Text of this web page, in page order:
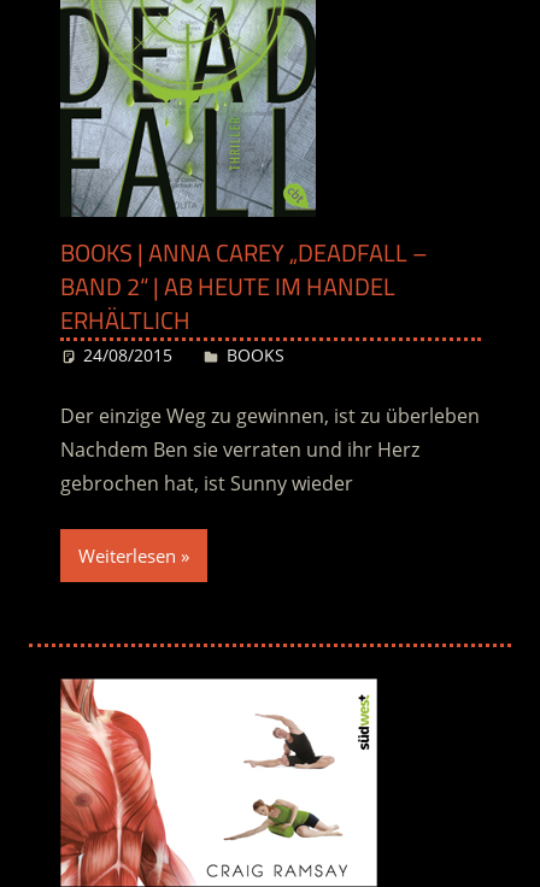
BOOKS | ANNA CAREY „DEADFALL –
BAND 2“ | AB HEUTE IM HANDEL
ERHÄLTLICH
24/08/2015 Desiree
BOOKS
Der einzige Weg zu gewinnen, ist zu überleben
Nachdem Ben sie verraten und ihr Herz
gebrochen hat, ist Sunny wieder
Weiterlesen